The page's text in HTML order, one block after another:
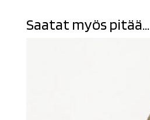
Saatat myös pitää...